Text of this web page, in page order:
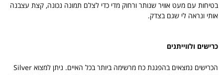
בטיחות עם מעט אוויר שנותר ורחוק מדי כדי לצלם תמונה נכונה, קצת עצבנה
אותי ונראה לי שגם בצדק.
כרישים ולווייתנים
הכרישים נמצאים בהפגנת כח מרשימה ביותר בכל האיים. ניתן למצוא Silver